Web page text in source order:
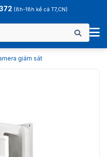
(8h-18h kể cả T7,CN)
giám sát